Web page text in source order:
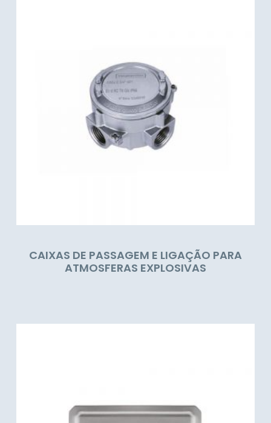
CAIXAS DE PASSAGEM E LIGAÇÃO PARA
ATMOSFERAS EXPLOSIVAS